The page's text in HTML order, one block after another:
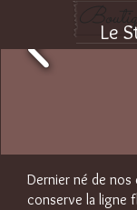
Le
Dernier né de
conserve la ligne